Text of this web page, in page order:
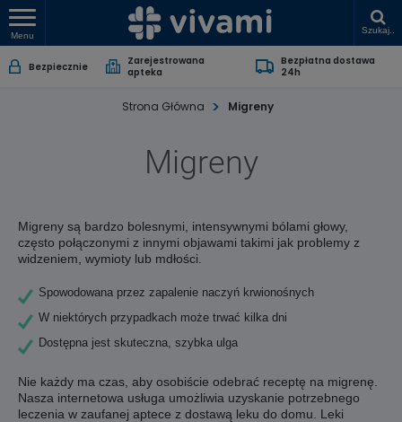
Menu
Szukaj..
Bezpiecznie
Zarejestrowana
apteka
Bezpłatna dostawa
24h
Strona Główna Migreny
Migreny
Migreny są bardzo bolesnymi, intensywnymi bólami głowy,
często połączonymi z innymi objawami takimi jak problemy z
widzeniem, wymioty lub mdłości.
Spowodowana przez zapalenie naczyń krwionośnych
W niektórych przypadkach może trwać kilka dni
Dostępna jest skuteczna, szybka ulga
Nie każdy ma czas, aby osobiście odebrać receptę na migrenę.
Nasza internetowa usługa umożliwia uzyskanie potrzebnego
leczenia w zaufanej aptece z dostawą leku do domu. Leki